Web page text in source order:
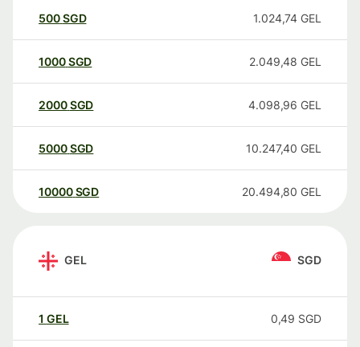
500SGD 1.024,74 GEL
1000SGD 2.049,48 GEL
2000SGD 4.098,96 GEL
5000SGD 10.247,40 GEL
10000 SGD 20.494,80 GEL
GEL SGD
1 GEL 0,49 SGD